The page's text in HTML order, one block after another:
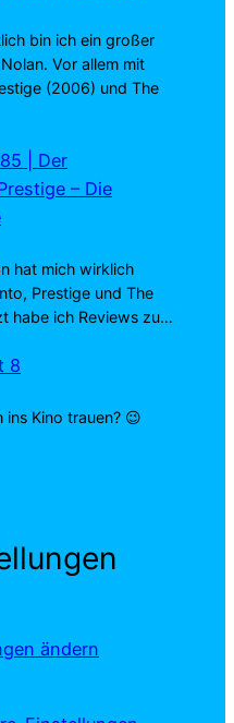
bin ich ein großer
Vor allem mit
(2006) und The
| Der
– Die
hat mich wirklich
Prestige und The
habe ich Reviews zu…
8
Kino trauen? 😉
ändern